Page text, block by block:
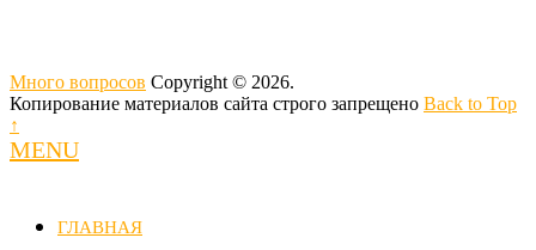
Много вопросов Copyright © 2026.
Копирование материалов сайта строго запрещено Back to Top
↑
MENU
ГЛАВНАЯ